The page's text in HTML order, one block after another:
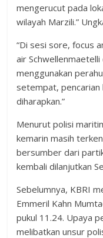
mengerucut pada
wilayah Marzili.”
“Di sesi sore, focus
air
menggunakan
setempat, pencarian
diharapkan.”
Menurut polisi
kemarin masih
bersumber dari
kembali dilanjutkan
Sebelumnya, KBRI
Emmeril Kahn
pukul 11.24. Upaya
melibatkan unsur